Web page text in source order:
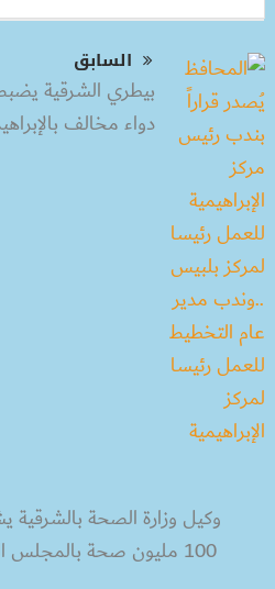
السابق
دواء مخالف
وكيل وزارة الصحة بالشرقية
100 مليون صحة بالمجلس القومي للمرأة